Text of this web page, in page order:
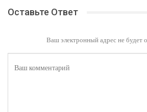
Оставьте Ответ
Ваш электронный адрес не будет